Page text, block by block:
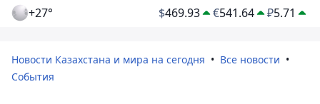
+27° $469.93 €541.64 ₽5.71
Новости Казахстана и мира на сегодня
Все новости
События